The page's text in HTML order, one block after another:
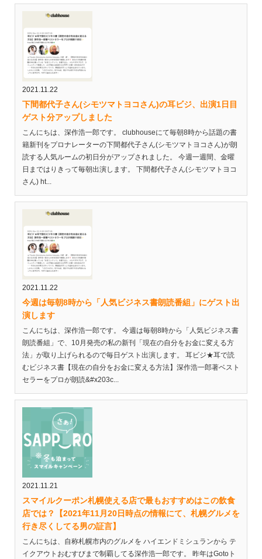
2021.11.22
下間都代子さん(シモツマトヨコさん)の耳ビジ、出演1日目
ゲスト分アップしました
こんにちは、深作浩一郎です。 clubhouseにて毎朝8時から話題の書
籍新刊をプロナレーターの下間都代子さん(シモツマトヨコさん)が朗
読する人気ルームの初日分がアップされました。 今週一週間、金曜
日まではりきって毎朝出演します。 下間都代子さん(シモツマトヨコ
さん) ht...
2021.11.22
今週は毎朝8時から「人気ビジネス書朗読番組」にゲスト出
演します
こんにちは、深作浩一郎です。 今週は毎朝8時から「人気ビジネス書
朗読番組」で、10月発売の私の新刊「現在の自分をお金に変える方
法」が取り上げられるので毎日ゲスト出演します。 耳ビジ★耳で読
むビジネス書【現在の自分をお金に変える方法】深作浩一郎著ベスト
セラーをプロが朗読&#x203c...
2021.11.21
スマイルクーポン札幌使える店で最もおすすめはこの飲食
店では？【2021年11月20日時点の情報にて、札幌グルメを
行き尽くしてる男の証言】
こんにちは、自称札幌市内のグルメを ハイエンドミシュランから テ
イクアウトおむすびまで制覇してる深作浩一郎です。 昨年はGotoト